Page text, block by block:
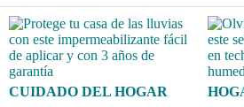
CUIDADO DEL HOGAR